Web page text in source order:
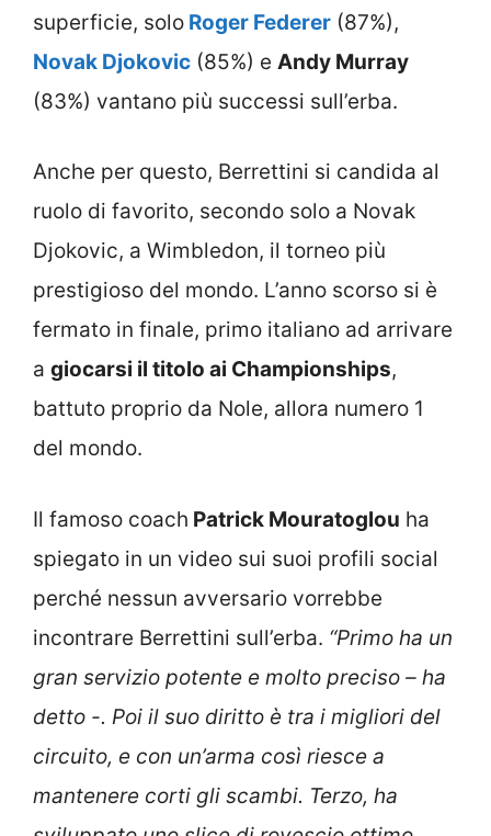
superficie, solo Roger Federer (87%),
Novak Djokovic (85%) e Andy Murray
(83%) vantano più successi sull’erba.
Anche per questo, Berrettini si candida al
ruolo di favorito, secondo solo a Novak
Djokovic, a Wimbledon, il torneo più
prestigioso del mondo. L’anno scorso si è
fermato in finale, primo italiano ad arrivare
a giocarsi il titolo ai Championships,
battuto proprio da Nole, allora numero 1
del mondo.
Il famoso coach Patrick Mouratoglou ha
spiegato in un video sui suoi profili social
perché nessun avversario vorrebbe
incontrare Berrettini sull’erba. “Primo ha un
gran servizio potente e molto preciso – ha
detto -. Poi il suo diritto è tra i migliori del
circuito, e con un’arma così riesce a
mantenere corti gli scambi. Terzo, ha